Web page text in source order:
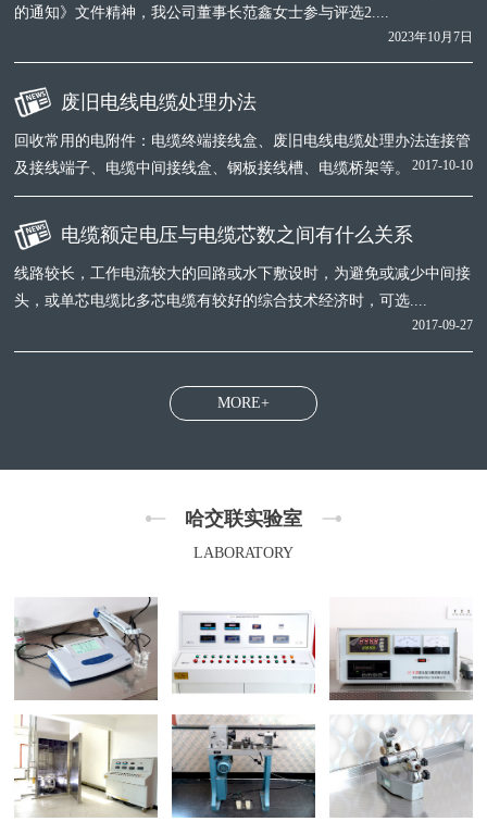
的通知》文件精神，我公司董事长范鑫女士参与评选2....
2023年10月7日
废旧电线电缆处理办法
回收常用的电附件：电缆终端接线盒、废旧电线电缆处理办法连接管
及接线端子、电缆中间接线盒、钢板接线槽、电缆桥架等。
2017-10-10
电缆额定电压与电缆芯数之间有什么关系
线路较长，工作电流较大的回路或水下敷设时，为避免或减少中间接
头，或单芯电缆比多芯电缆有较好的综合技术经济时，可选....
2017-09-27
MORE+
哈交联实验室
LABORATORY